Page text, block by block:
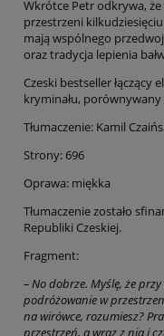
Wkrótce Petr odkrywa,
przestrzeni
mają wspólnego
oraz tradycja lepienia
Czeski bestseller
kryminału,
Tłumaczenie: Kamil
Strony: 696
Oprawa: miękka
Tłumaczenie zostało
Republiki Czeskiej.
Fragment:
– No dobrze. Myślę, że
podróżowanie w
na wirówce, rozumiesz?
przestrzeń, a wraz z nią i